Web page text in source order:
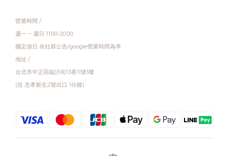
營業時間 /
週一 ~ 週日 11:00-20:00
國定假日 依社群公告/google營業時間為準
地址 /
台北市中正區臨沂街13巷11號1樓
(近 忠孝新生2號出口 1分鐘)